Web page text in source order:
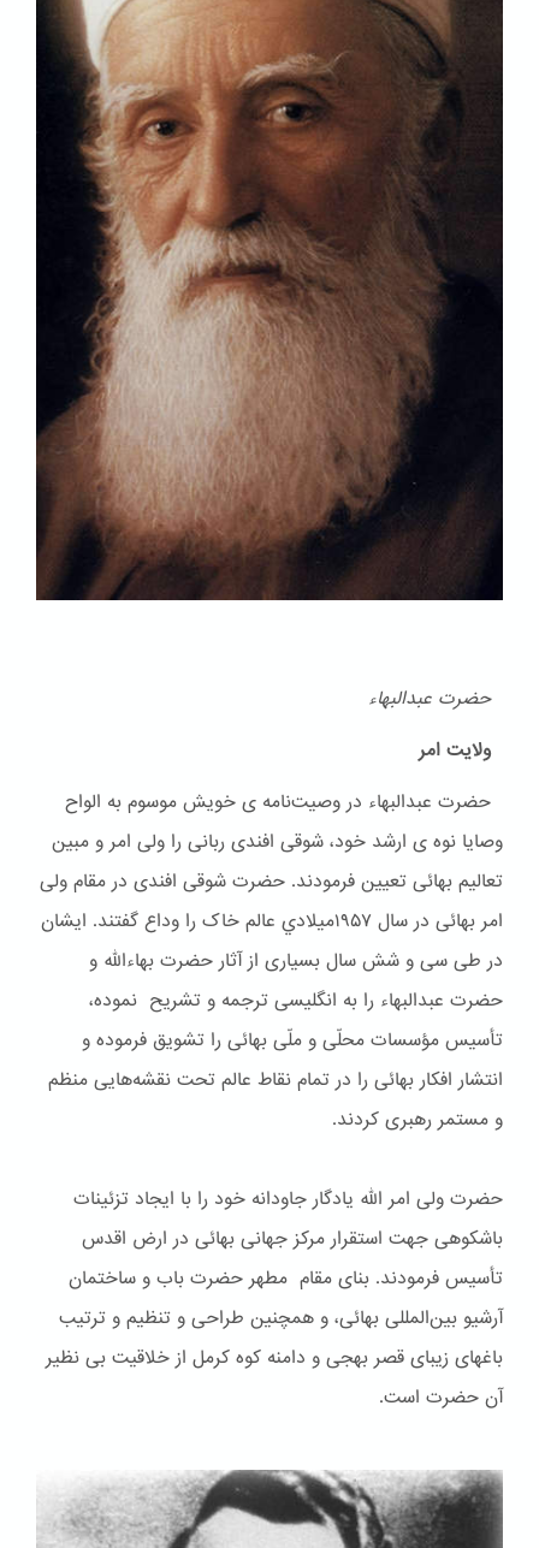
حضرت عبدالبهاء
ولایت امر
حضرت عبدالبهاء در وصیت‌نامه ی خویش موسوم به الواح
وصایا نوه ی ارشد خود، شوقی افندی ربانی را ولی امر و مبین
تعالیم بهائی تعیین فرمودند. حضرت شوقی افندی در مقام ولی
امر بهائی در سال ۱۹۵۷ميلادي عالم خاک را وداع گفتند. ایشان
در طی سی و شش سال بسیاری از آثار حضرت بهاءالله و
حضرت عبدالبهاء را به انگلیسی ترجمه و تشریح نموده،
تأسیس مؤسسات محلّی و ملّی بهائی را تشویق فرموده و
انتشار افکار بهائی را در تمام نقاط عالم تحت نقشه‌هایی منظم
و مستمر رهبری کردند.
حضرت ولی امر الله یادگار جاودانه خود را با ایجاد تزئینات
باشكوهی جهت استقرار مرکز جهانی بهائی در ارض اقدس
تأسیس فرمودند. بنای مقام مطهر حضرت باب و ساختمان
آرشیو بین‌المللی بهائی، و همچنین طراحی و تنظیم و ترتیب
باغهای زیبای قصر بهجی و دامنه کوه کرمل از خلاقیت بی نظیر
آن حضرت است.